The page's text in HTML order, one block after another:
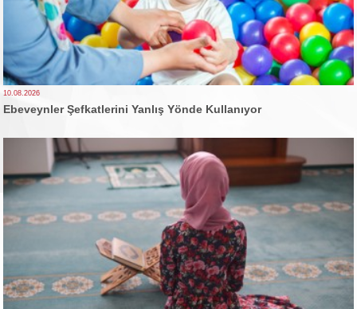
10.08.2026
Ebeveynler Şefkatlerini Yanlış Yönde Kullanıyor